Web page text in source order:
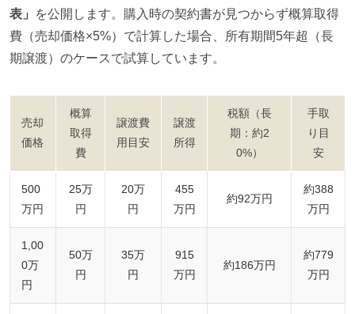
表」
を公開します。購入時の契約書が見つからず概算取得
費（売却価格×5%）で計算した場合、所有期間5年超（長
期譲渡）のケースで試算しています。
売却
価格
概算
取得
費
譲渡費
用目安
譲渡
所得
税額（長
期：約2
0%）
手取
り目
安
500
万円
25万
円
20万
円
455
万円
約92万円
約388
万円
1,00
0万
円
50万
円
35万
円
915
万円
約186万円
約779
万円